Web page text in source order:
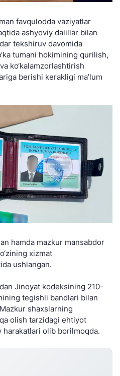
favqulodda vaziyatlar
ashyoviy dalillar bilan
tekshiruv davomida
tumani hokimining qurilish,
ko‘kalamzorlashtirish
berishi kerakligi ma’lum
hamda mazkur mansabdor
xizmat
ushlangan.
Jinoyat kodeksining 210-
tegishli bandlari bilan
shaxslarning
olish tarzidagi ehtiyot
harakatlari olib borilmoqda.